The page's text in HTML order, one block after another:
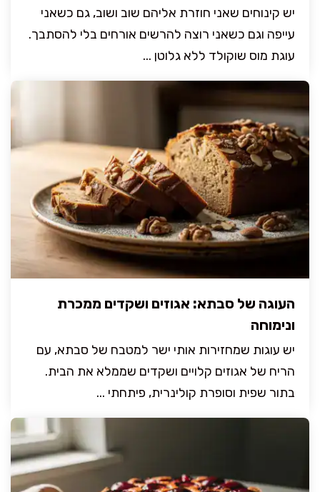
יש קינוחים שאני חוזרת אליהם שוב ושוב, גם כשאני
עייפה וגם כשאני רוצה להרשים אורחים בלי להסתבך.
עוגת מוס שוקולד ללא גלוטן ...
העוגה של סבתא: אגוזים ושקדים ממכרת
ונימוחה
יש עוגות שמחזירות אותי ישר למטבח של סבתא, עם
הריח של אגוזים קלויים ושקדים שממלא את הבית.
בתור שפית וסופרת קולינרית, פיתחתי ...